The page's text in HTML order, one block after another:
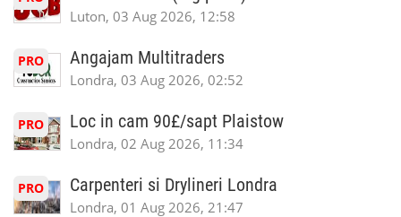
Luton, 03 Aug 2026, 12:58
PRO Angajam Multitraders
Londra, 03 Aug 2026, 02:52
PRO Loc in cam 90£/sapt Plaistow
Londra, 02 Aug 2026, 11:34
PRO Carpenteri si Drylineri Londra
Londra, 01 Aug 2026, 21:47